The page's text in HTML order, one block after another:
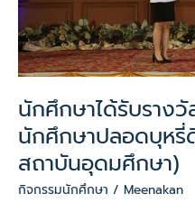
นักศึกษาได้รับราง
นักศึกษาปลอดบุหรี่
สถาบันอุดมศึกษา)
กิจกรรมนักศึกษา / Meenakan
ดี
เด่น
ปี
2564
(5
สถาบัน
อุดมศึกษา)